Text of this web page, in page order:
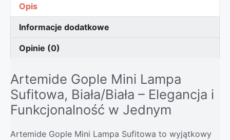
Opis
Informacje dodatkowe
Opinie (0)
Artemide Gople Mini Lampa
Sufitowa, Biała/Biała – Elegancja i
Funkcjonalność w Jednym
Artemide Gople Mini Lampa Sufitowa to wyjątkowy